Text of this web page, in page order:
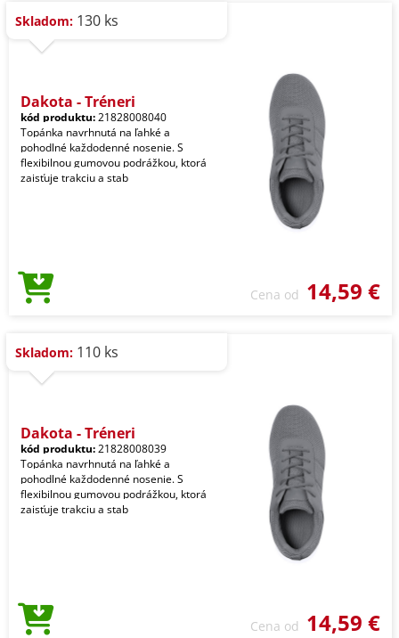
Skladom: 130 ks
Dakota - Tréneri
kód produktu:21828008040
Topánka navrhnutá na ľahké a
pohodlné každodenné nosenie. S
flexibilnou gumovou podrážkou, ktorá
zaisťuje trakciu a stab
Cena od 14,59 €
Skladom: 110 ks
Dakota - Tréneri
kód produktu:21828008039
Topánka navrhnutá na ľahké a
pohodlné každodenné nosenie. S
flexibilnou gumovou podrážkou, ktorá
zaisťuje trakciu a stab
Cena od 14,59 €